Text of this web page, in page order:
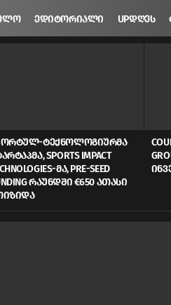
ᲔᲓᲘᲢᲝᲠᲘᲐᲚᲘ UPᲓᲦᲔᲡ
ᲢᲔᲥᲜᲝᲚᲝᲒᲘᲣᲠᲛᲐ
SPORTS IMPACT
ᲛᲐ, PRE-SEED
ᲠᲐᲣᲜᲓᲨᲘ €650 ᲐᲗᲐᲡᲘ